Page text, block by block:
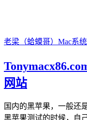
老梁（蛤蟆哥） Mac系统
网站
国内的黑苹果，一般还
黑苹果测试的时候，自